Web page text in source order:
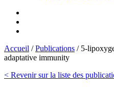
Accueil /Publications / 5-
adaptative immunity
< Revenir sur la liste des